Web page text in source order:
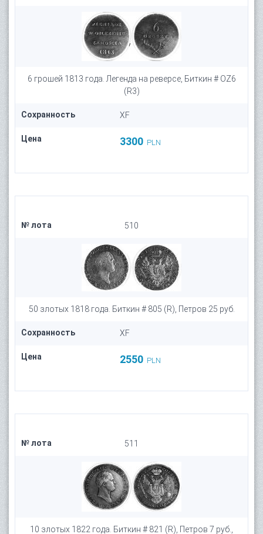
6 грошей 1813 года. Легенда на реверсе, Биткин # OZ6
(R3)
Сохранность XF
Цена 3300 PLN
№ лота 510
50 злотых 1818 года. Биткин # 805 (R), Петров 25 руб.
Сохранность XF
Цена 2550 PLN
№ лота 511
10 злотых 1822 года. Биткин # 821 (R), Петров 7 руб.,